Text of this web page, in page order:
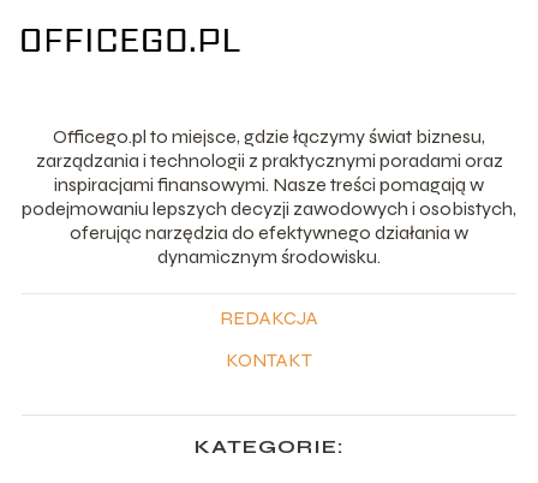
Officego.pl to miejsce, gdzie łączymy świat biznesu,
zarządzania i technologii z praktycznymi poradami oraz
inspiracjami finansowymi. Nasze treści pomagają w
podejmowaniu lepszych decyzji zawodowych i osobistych,
oferując narzędzia do efektywnego działania w
dynamicznym środowisku.
REDAKCJA
KONTAKT
KATEGORIE: